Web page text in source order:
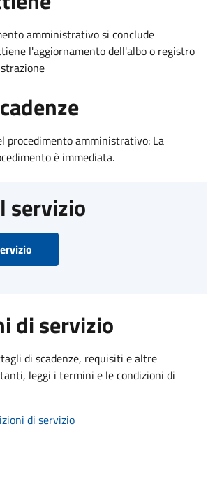
amministrativo si conclude
l'aggiornamento dell'albo o registro
procedimento amministrativo: La
è immediata.
servizio
di servizio
di scadenze, requisiti e altre
leggi i termini e le condizioni di
di servizio